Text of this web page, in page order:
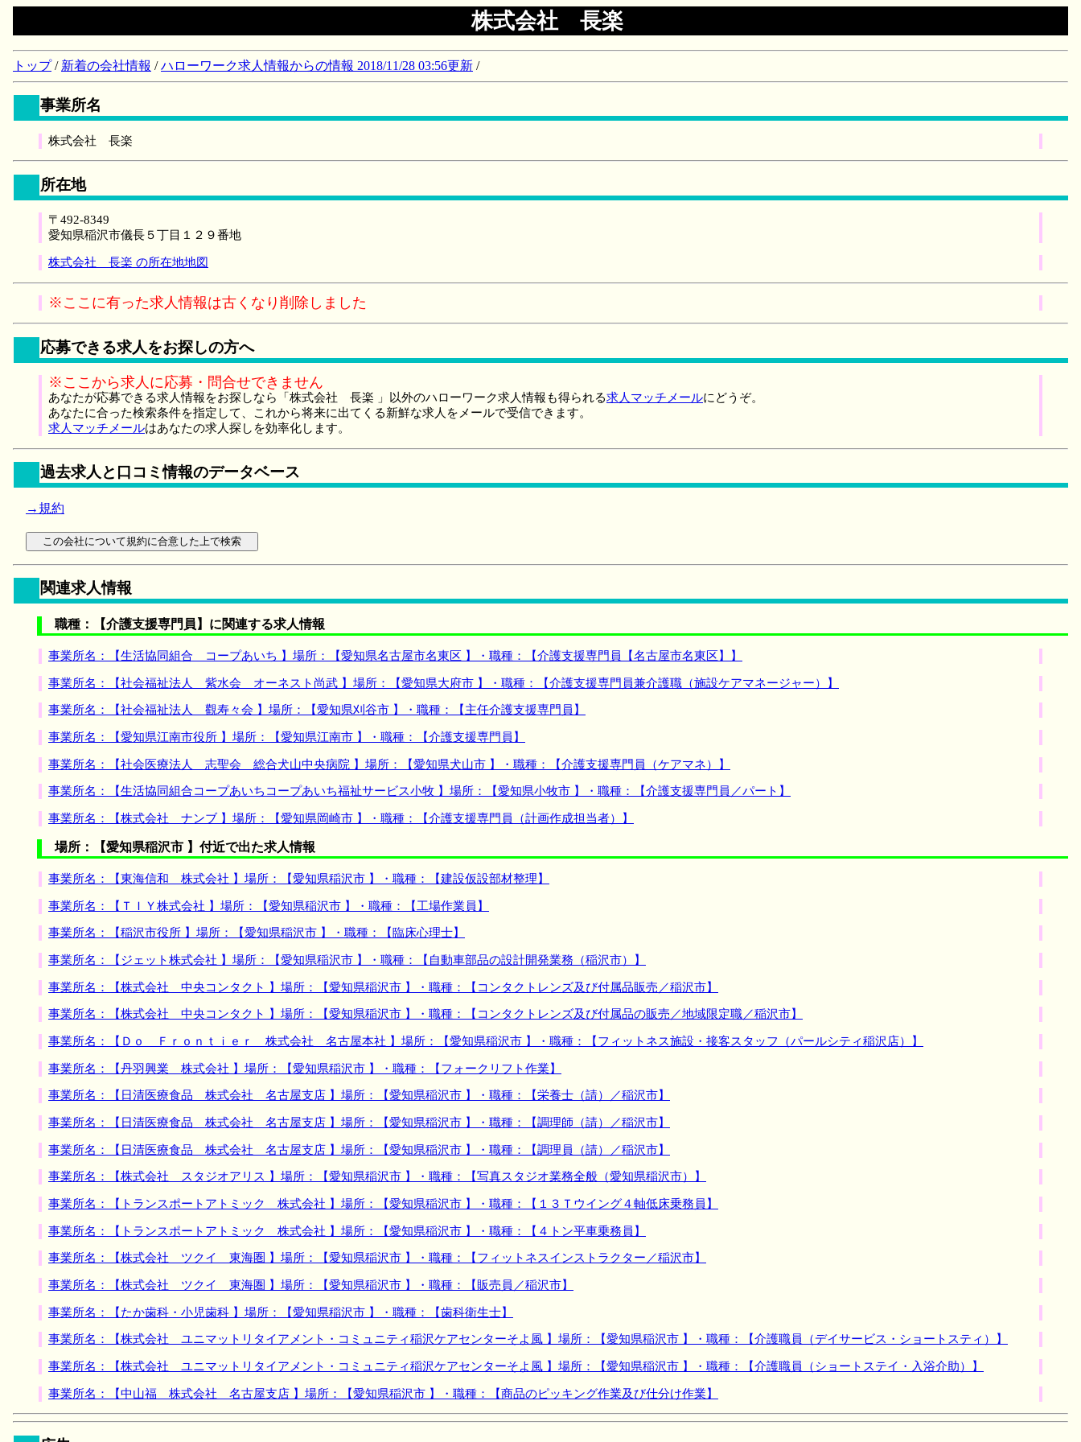
株式会社 長楽
トップ/ 新着の会社情報 /ハローワーク求人情報からの情報 2018/11/28 03:56更新 /
事業所名
株式会社 長楽
所在地
〒492-8349
愛知県稲沢市儀長５丁目１２９番地
株式会社 長楽 の所在地地図
※ここに有った求人情報は古くなり削除しました
応募できる求人をお探しの方へ
※ここから求人に応募・問合せできません
あなたが応募できる求人情報をお探しなら「株式会社 長楽 」以外のハローワーク求人情報も得られる求人マッチメールにどうぞ。
あなたに合った検索条件を指定して、これから将来に出てくる新鮮な求人をメールで受信できます。
求人マッチメールはあなたの求人探しを効率化します。
過去求人と口コミ情報のデータベース
→規約
関連求人情報
職種：【介護支援専門員】に関連する求人情報
事業所名：【生活協同組合 コープあいち 】場所：【愛知県名古屋市名東区 】・職種：【介護支援専門員【名古屋市名東区】】
事業所名：【社会福祉法人 紫水会 オーネスト尚武 】場所：【愛知県大府市 】・職種：【介護支援専門員兼介護職（施設ケアマネージャー）】
事業所名：【社会福祉法人 觀寿々会 】場所：【愛知県刈谷市 】・職種：【主任介護支援専門員】
事業所名：【愛知県江南市役所 】場所：【愛知県江南市 】・職種：【介護支援専門員】
事業所名：【社会医療法人 志聖会 総合犬山中央病院 】場所：【愛知県犬山市 】・職種：【介護支援専門員（ケアマネ）】
事業所名：【生活協同組合コープあいちコープあいち福祉サービス小牧 】場所：【愛知県小牧市 】・職種：【介護支援専門員／パート】
事業所名：【株式会社 ナンブ 】場所：【愛知県岡崎市 】・職種：【介護支援専門員（計画作成担当者）】
場所：【愛知県稲沢市 】付近で出た求人情報
事業所名：【東海信和 株式会社 】場所：【愛知県稲沢市 】・職種：【建設仮設部材整理】
事業所名：【ＴＩＹ株式会社 】場所：【愛知県稲沢市 】・職種：【工場作業員】
事業所名：【稲沢市役所 】場所：【愛知県稲沢市 】・職種：【臨床心理士】
事業所名：【ジェット株式会社 】場所：【愛知県稲沢市 】・職種：【自動車部品の設計開発業務（稲沢市）】
事業所名：【株式会社 中央コンタクト 】場所：【愛知県稲沢市 】・職種：【コンタクトレンズ及び付属品販売／稲沢市】
事業所名：【株式会社 中央コンタクト 】場所：【愛知県稲沢市 】・職種：【コンタクトレンズ及び付属品の販売／地域限定職／稲沢市】
事業所名：【Ｄｏ Ｆｒｏｎｔｉｅｒ 株式会社 名古屋本社 】場所：【愛知県稲沢市 】・職種：【フィットネス施設・接客スタッフ（パールシティ稲沢店）】
事業所名：【丹羽興業 株式会社 】場所：【愛知県稲沢市 】・職種：【フォークリフト作業】
事業所名：【日清医療食品 株式会社 名古屋支店 】場所：【愛知県稲沢市 】・職種：【栄養士（請）／稲沢市】
事業所名：【日清医療食品 株式会社 名古屋支店 】場所：【愛知県稲沢市 】・職種：【調理師（請）／稲沢市】
事業所名：【日清医療食品 株式会社 名古屋支店 】場所：【愛知県稲沢市 】・職種：【調理員（請）／稲沢市】
事業所名：【株式会社 スタジオアリス 】場所：【愛知県稲沢市 】・職種：【写真スタジオ業務全般（愛知県稲沢市）】
事業所名：【トランスポートアトミック 株式会社 】場所：【愛知県稲沢市 】・職種：【１３Ｔウイング４軸低床乗務員】
事業所名：【トランスポートアトミック 株式会社 】場所：【愛知県稲沢市 】・職種：【４トン平車乗務員】
事業所名：【株式会社 ツクイ 東海圏 】場所：【愛知県稲沢市 】・職種：【フィットネスインストラクター／稲沢市】
事業所名：【株式会社 ツクイ 東海圏 】場所：【愛知県稲沢市 】・職種：【販売員／稲沢市】
事業所名：【たか歯科・小児歯科 】場所：【愛知県稲沢市 】・職種：【歯科衛生士】
事業所名：【株式会社 ユニマットリタイアメント・コミュニティ稲沢ケアセンターそよ風 】場所：【愛知県稲沢市 】・職種：【介護職員（デイサービス・ショートスティ）】
事業所名：【株式会社 ユニマットリタイアメント・コミュニティ稲沢ケアセンターそよ風 】場所：【愛知県稲沢市 】・職種：【介護職員（ショートステイ・入浴介助）】
事業所名：【中山福 株式会社 名古屋支店 】場所：【愛知県稲沢市 】・職種：【商品のピッキング作業及び仕分け作業】